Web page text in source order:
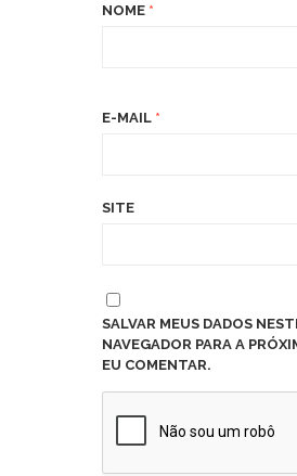
NOME *
E-MAIL *
SITE
SALVAR MEUS DADOS
NAVEGADOR PARA A
EU COMENTAR.